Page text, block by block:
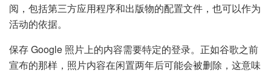
阅，包括第三方应用程序和出版物的配置文件，也可以作为
活动的依据。
保存 Google 照片上的内容需要特定的登录。正如谷歌之前
宣布的那样，照片内容在闲置两年后可能会被删除，这意味